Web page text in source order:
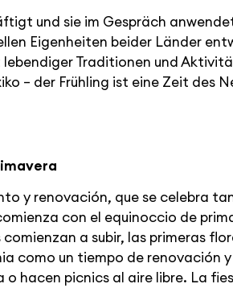
und sie im Gespräch
Eigenheiten beider Länder
Traditionen und
– der Frühling ist eine Zeit des
y renovación, que se celebra
con el equinoccio de
a subir, las primeras
como un tiempo de renovación
hacen picnics al aire libre. La